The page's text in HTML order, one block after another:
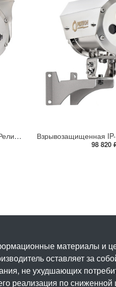
Взрывозащищенная IP-камера Релион Релион-Exd-Н-150-ИК-IP2Мп2.8mm-220-С-TR
98 820
материалы и
оставляет за
не ухудшающих
реализация по